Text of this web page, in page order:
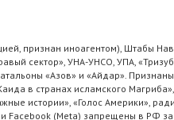
признан иноагентом), Штабы
сектор», УНА-УНСО, УПА,
«Азов» и «Айдар».
в странах исламского
истории», «Голос Америки»,
Facebook (Metа) запрещены в РФ за